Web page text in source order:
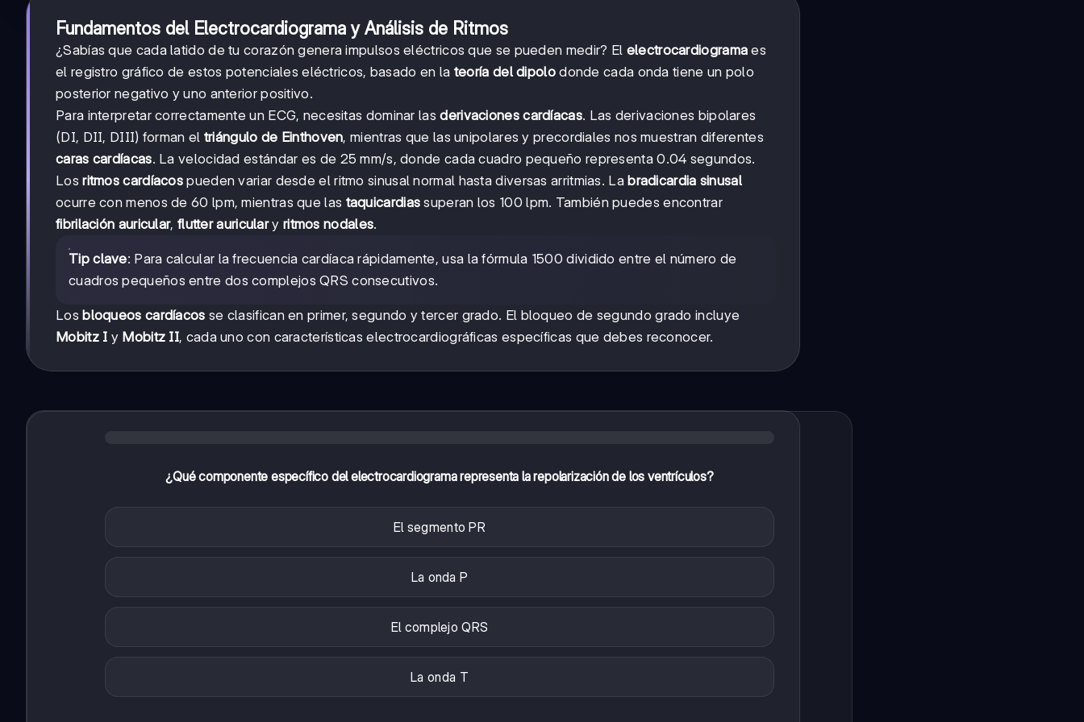
Fundamentos del Electrocardiograma y Análisis de Ritmos
¿Sabías que cada latido de tu corazón genera impulsos eléctricos que se pueden medir? El electrocardiograma es
el registro gráfico de estos potenciales eléctricos, basado en la teoría del dipolodonde cada onda tiene un polo
posterior negativo y uno anterior positivo.
Para interpretar correctamente un ECG, necesitas dominar lasderivaciones cardíacas. Las derivaciones bipolares
(DI, DII, DIII) forman el triángulo de Einthoven, mientras que las unipolares y precordiales nos muestran diferentes
caras cardíacas. La velocidad estándar es de 25 mm/s, donde cada cuadro pequeño representa 0.04 segundos.
Losritmos cardíacos pueden variar desde el ritmo sinusal normal hasta diversas arritmias. La bradicardia sinusal
ocurre con menos de 60 lpm, mientras que las taquicardias superan los 100 lpm. También puedes encontrar
fibrilación auricular, flutter auriculary ritmos nodales.
Tip clave: Para calcular la frecuencia cardíaca rápidamente, usa la fórmula 1500 dividido entre el número de
cuadros pequeños entre dos complejos QRS consecutivos.
Los bloqueos cardíacos se clasifican en primer, segundo y tercer grado. El bloqueo de segundo grado incluye
Mobitz I y Mobitz II, cada uno con características electrocardiográficas específicas que debes reconocer.
¿Qué componente específico del electrocardiograma representa la repolarización de los ventrículos?
El segmento PR
La onda P
El complejo QRS
La onda T